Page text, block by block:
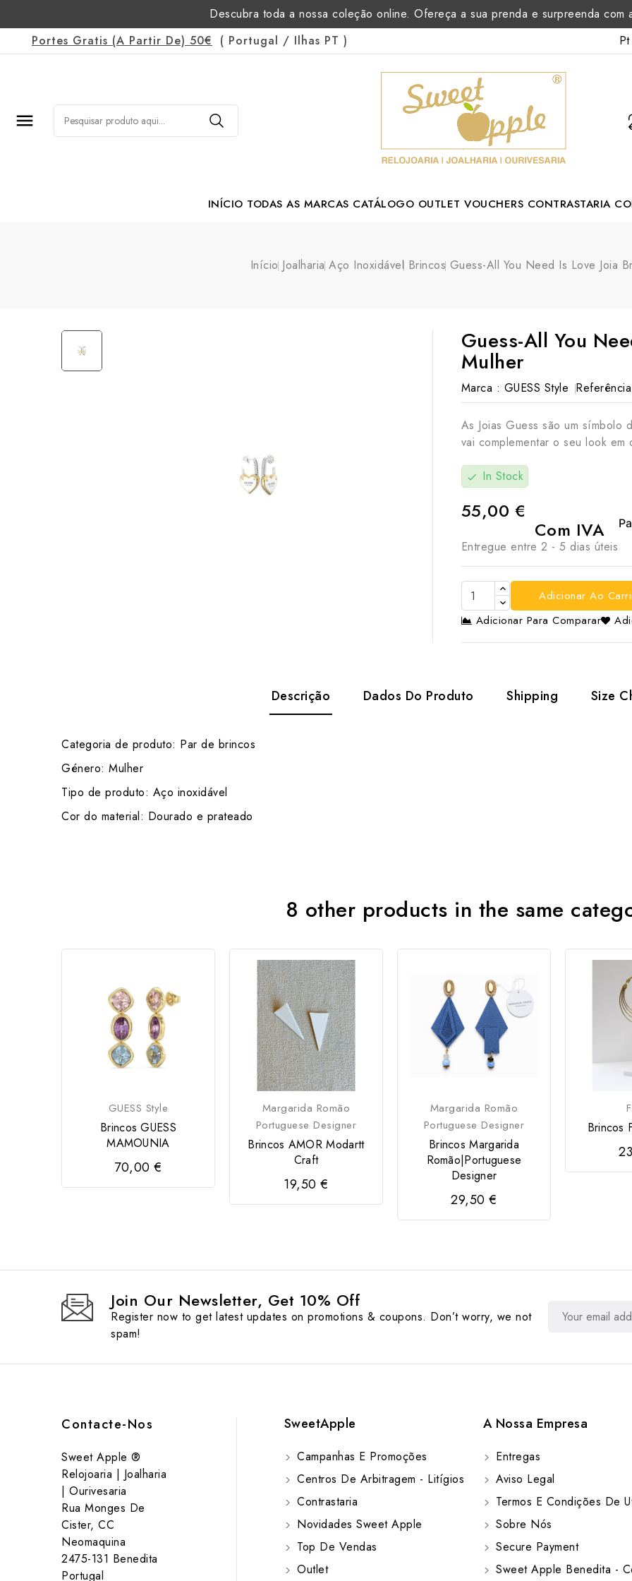
Descubra toda a nossa coleção online. Ofereça a sua prenda e surpreenda com
Portes Gratis (a Partir De) 50€ ( Portugal / Ilhas PT ) Pt

INÍCIO TODAS AS MARCAS CATÁLOGO OUTLET VOUCHERS CONTRASTARIA
Início Joalharia Aço Inoxidável Brincos Guess-All You Need Is Love Joia
Guess-All You
Mulher
Marca : GUESS Style
As Joias Guess são um símbolo
vai complementar o seu look em
check In Stock
55,00 €
Com IVA
Entregue entre 2 - 5 dias úteis
Adicionar Ao
Adicionar Para Comparar
Descrição Dados Do Produto Shipping Size
Categoria de produto: Par de brincos
Género: Mulher
Tipo de produto: Aço inoxidável
Cor do material: Dourado e prateado
8 other products in the same
GUESS Style
Brincos GUESS
MAMOUNIA
70,00 €
Margarida Romão
Portuguese Designer
Brincos AMOR Modartt
Craft
19,50 €
Margarida Romão
Portuguese Designer
Brincos Margarida
Romão|Portuguese
Designer
29,50 €
Brincos
Join Our Newsletter, Get 10% Off
Register now to get latest updates on promotions & coupons. Don’t worry, we not
spam!
Contacte-Nos
Sweet Apple ®
Relojoaria | Joalharia
| Ourivesaria
Rua Monges De
Cister, CC
Neomaquina
2475-131 Benedita
Portugal
SweetApple
Campanhas E Promoções
Centros De Arbitragem - Litígios
Contrastaria
Novidades Sweet Apple
Top De Vendas
Outlet
A Nossa Empresa
Entregas
Aviso Legal
Termos E Condições De
Sobre Nós
Secure Payment
Sweet Apple Benedita -